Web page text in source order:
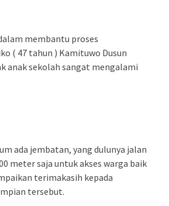
membantu proses
( 47 tahun ) Kamituwo Dusun
anak sekolah sangat mengalami
ada jembatan, yang dulunya jalan
meter saja untuk akses warga baik
terimakasih kepada
tersebut.